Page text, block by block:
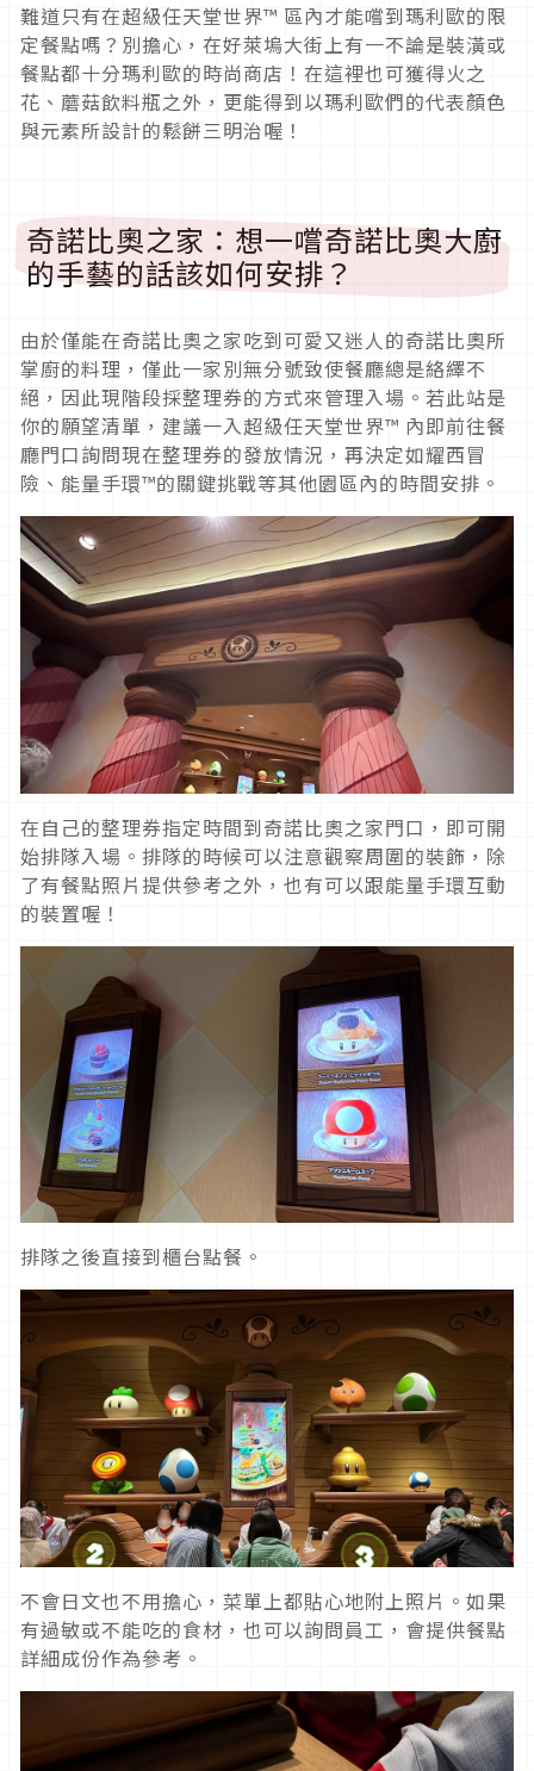
難道只有在超級任天堂世界™ 區內才能嚐到瑪利歐的限
定餐點嗎？別擔心，在好萊塢大街上有一不論是裝潢或
餐點都十分瑪利歐的時尚商店！在這裡也可獲得火之
花、蘑菇飲料瓶之外，更能得到以瑪利歐們的代表顏色
與元素所設計的鬆餅三明治喔！
奇諾比奧之家：想一嚐奇諾比奧大廚
的手藝的話該如何安排？
由於僅能在奇諾比奧之家吃到可愛又迷人的奇諾比奧所
掌廚的料理，僅此一家別無分號致使餐廳總是絡繹不
絕，因此現階段採整理券的方式來管理入場。若此站是
你的願望清單，建議一入超級任天堂世界™ 內即前往餐
廳門口詢問現在整理券的發放情況，再決定如耀西冒
險、能量手環™的關鍵挑戰等其他園區內的時間安排。
在自己的整理券指定時間到奇諾比奧之家門口，即可開
始排隊入場。排隊的時候可以注意觀察周圍的裝飾，除
了有餐點照片提供參考之外，也有可以跟能量手環互動
的裝置喔！
排隊之後直接到櫃台點餐。
不會日文也不用擔心，菜單上都貼心地附上照片。如果
有過敏或不能吃的食材，也可以詢問員工，會提供餐點
詳細成份作為參考。